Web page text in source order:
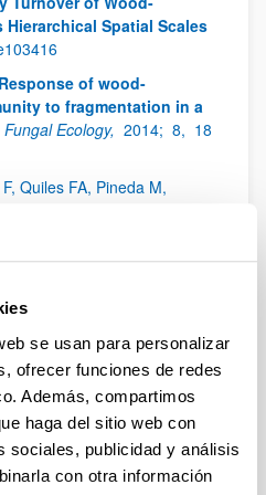
se usan para personalizar
ofrecer funciones de redes
Además, compartimos
haga del sitio web con
sociales, publicidad y análisis
con otra información
Spatial Scales
Response of wood-
to fragmentation in a
Fungal Ecology, 2014; 8, 18
Quiles FA, Pineda M,
amidohydrolase from
Plantarum,2014; 152
Carrasco I, González-Murua
S. The new nitrification
succinic acid (DMPSA)
wheat under humid
The nitrogen challenge:
use efficiency and food
dos Santos Cordovil. Colibrí
- 442 - 978-972-8669-56-0